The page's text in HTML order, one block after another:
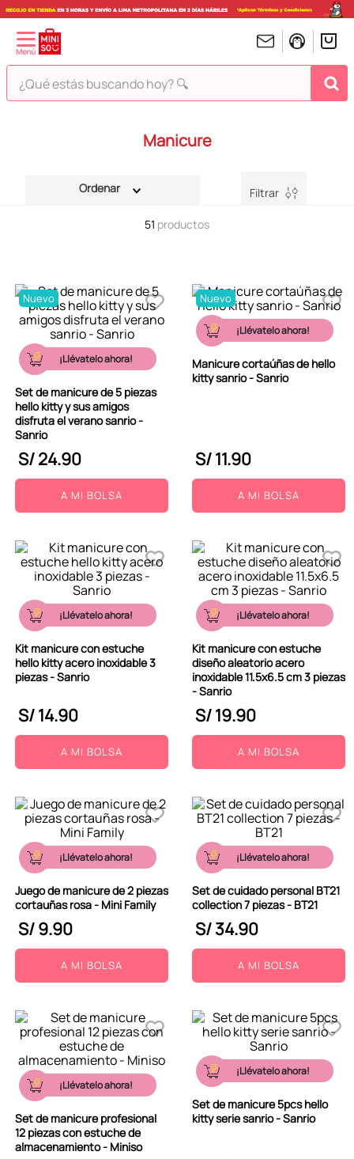
¿Qué estás buscando hoy? 🔍
Manicure
Filtrar
51 productos
Nuevo
¡Llévatelo ahora!
Set de manicure de 5 piezas
hello kitty y sus amigos
disfruta el verano sanrio -
Sanrio
S/24.90
A MI BOLSA
Nuevo
¡Llévatelo ahora!
Manicure cortaúñas de hello
kitty sanrio - Sanrio
S/11.90
A MI BOLSA
¡Llévatelo ahora!
Kit manicure con estuche
hello kitty acero inoxidable 3
piezas - Sanrio
S/14.90
A MI BOLSA
¡Llévatelo ahora!
Kit manicure con estuche
diseño aleatorio acero
inoxidable 11.5x6.5 cm 3 piezas
- Sanrio
S/19.90
A MI BOLSA
¡Llévatelo ahora!
Juego de manicure de 2 piezas
cortauñas rosa - Mini Family
S/9.90
A MI BOLSA
¡Llévatelo ahora!
Set de cuidado personal BT21
collection 7 piezas - BT21
S/34.90
A MI BOLSA
¡Llévatelo ahora!
Set de manicure profesional
12 piezas con estuche de
almacenamiento - Miniso
¡Llévatelo ahora!
Set de manicure 5pcs hello
kitty serie sanrio - Sanrio
6.
harry potter
7.
tomatodo
8.
stitch
9.
peluche
10. kuromi